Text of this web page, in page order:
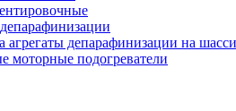
депарафинизации на
моторные подогреватели